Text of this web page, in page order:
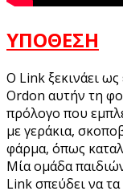
ΥΠΟΘΕΣΗ
O Link ξεκινάει
Ordon αυτήν τη
πρόλογο που
με γεράκια,
φάρμα, όπως
Μία ομάδα
Link σπεύδει να